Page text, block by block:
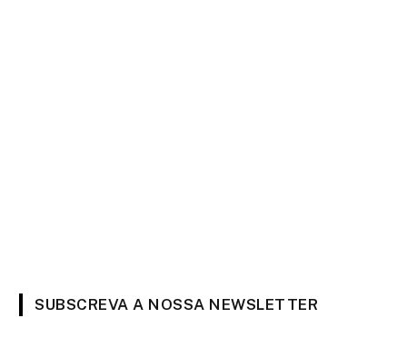
SUBSCREVA A NOSSA NEWSLETTER